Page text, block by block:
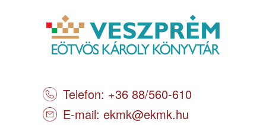
Telefon: +36 88/560-610
E-mail: ekmk@ekmk.hu